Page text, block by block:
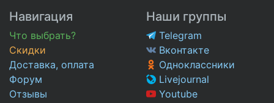
Навигация
Что выбрать?
Скидки
Доставка, оплата
Форум
Отзывы
Наши группы
Telegram
Вконтакте
Одноклассники
Livejournal
Youtube